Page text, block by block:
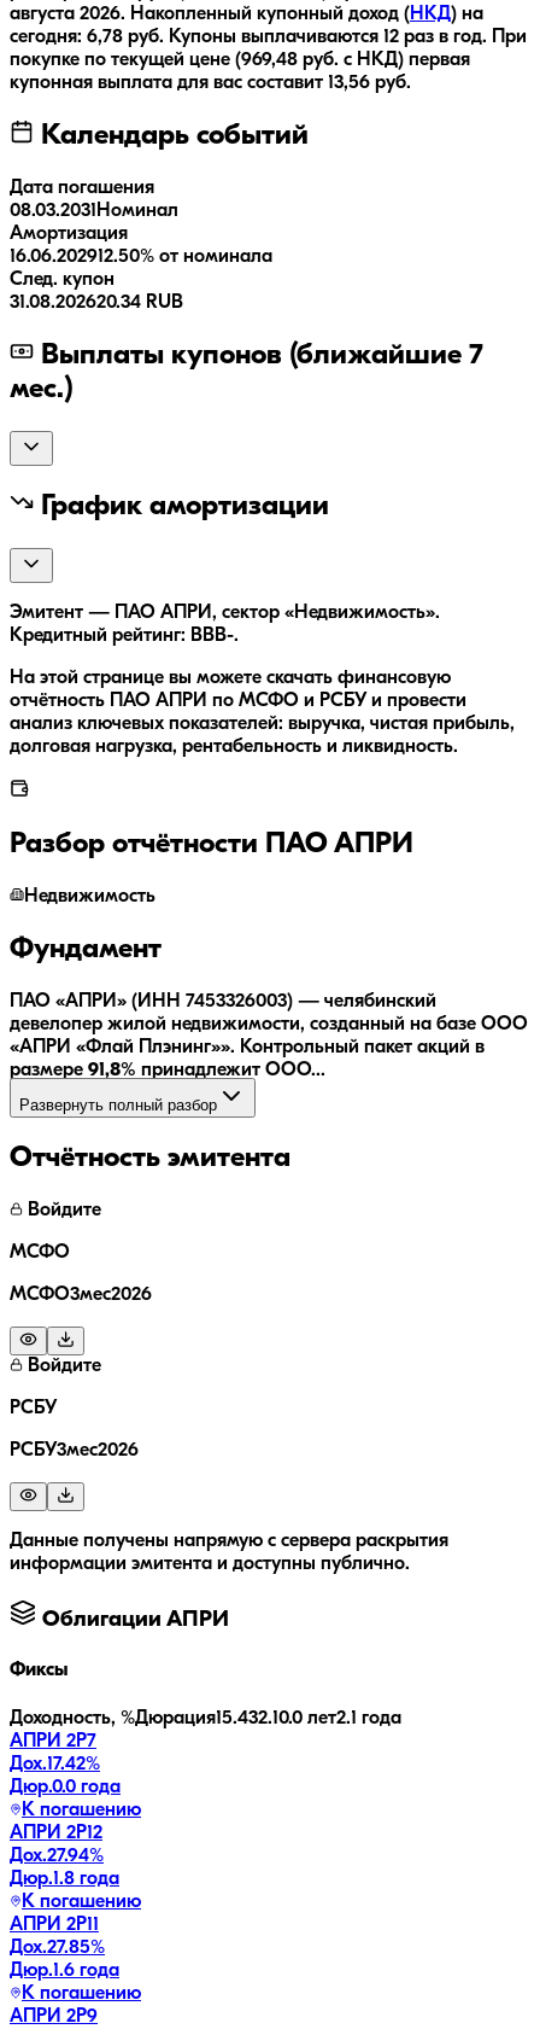
августа 2026. Накопленный купонный доход ( НКД) на
сегодня: 6,78 руб. Купоны выплачиваются 12 раз в год.
При
покупке по текущей цене (969,48 руб. с НКД) первая
купонная выплата для вас составит 13,56 руб.
Календарь событий
Дата погашения
08.03.2031 Номинал
Амортизация
16.06.202912.50% от номинала
След. купон
31.08.202620.34 RUB
Выплаты купонов (ближайшие 7
мес.)
График амортизации
Эмитент — ПАО АПРИ, сектор «Недвижимость».
Кредитный рейтинг: BBB-.
На этой странице вы можете скачать финансовую
отчётность ПАО АПРИ по МСФО и РСБУ и провести
анализ ключевых показателей: выручка, чистая прибыль,
долговая нагрузка, рентабельность и ликвидность.
Разбор отчётности ПАО АПРИ
Недвижимость
Фундамент
ПАО «АПРИ» (ИНН 7453326003) — челябинский
девелопер жилой недвижимости, созданный на базе ООО
«АПРИ «Флай Плэнинг»». Контрольный пакет акций в
размере 91,8% принадлежит ООО...
Развернуть полный разбор
Отчётность эмитента
Войдите
МСФО
МСФО3мес2026
Войдите
РСБУ
РСБУ3мес2026
Данные получены напрямую с сервера раскрытия
информации эмитента и доступны публично.
Облигации АПРИ
Фиксы
Доходность, %Дюрация15.432.10.0 лет2.1 года
АПРИ 2Р7
Дох.17.42%
Дюр.0.0 года
К погашению
АПРИ 2Р12
Дох.27.94%
Дюр.1.8 года
К погашению
АПРИ 2Р11
Дох.27.85%
Дюр.1.6 года
К погашению
АПРИ 2Р9